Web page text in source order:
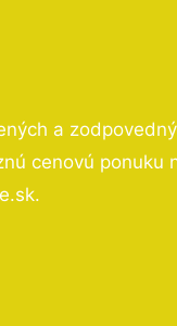
a
cenovú ponuku